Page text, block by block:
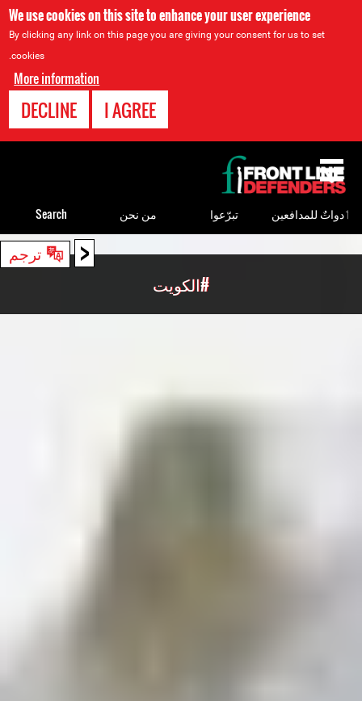
We use cookies on this site to enhance your user experience
By clicking any link on this page you are giving your consent for us to set
cookies.
More information
I AGREE
DECLINE
< ترجم
#الكويت
to
top
ٲدواتٌ للمدافعين تبرّعوا من نحن Search